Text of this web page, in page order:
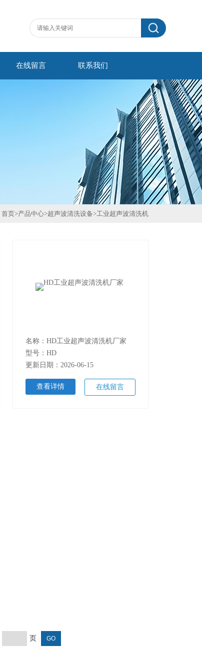
在线留言 联系我们
首页>产品中心>超声波清洗设备>工业超声波清洗机
名称：HD工业超声波清洗机厂家
型号：HD
更新日期：2026-06-15
查看详情 在线留言
页